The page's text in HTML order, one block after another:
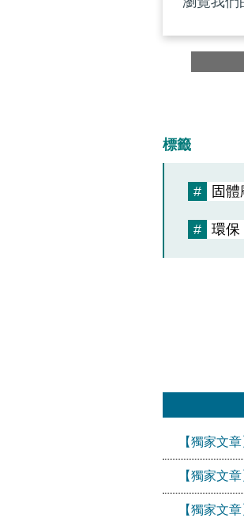
標籤
# 固
# 環保
【獨家文
【獨家文
【獨家文